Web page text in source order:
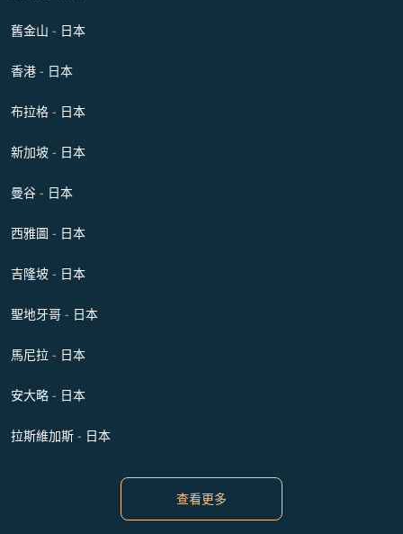
舊金山 - 日本
香港 - 日本
布拉格 - 日本
新加坡 - 日本
曼谷 - 日本
西雅圖 - 日本
吉隆坡 - 日本
聖地牙哥 - 日本
馬尼拉 - 日本
安大略 - 日本
拉斯維加斯 - 日本
查看更多